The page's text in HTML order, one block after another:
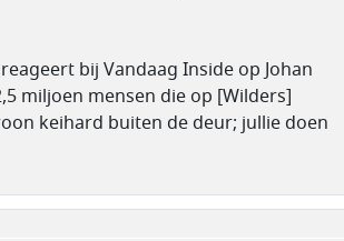
bij Vandaag Inside op Johan
miljoen mensen die op [Wilders]
keihard buiten de deur; jullie doen